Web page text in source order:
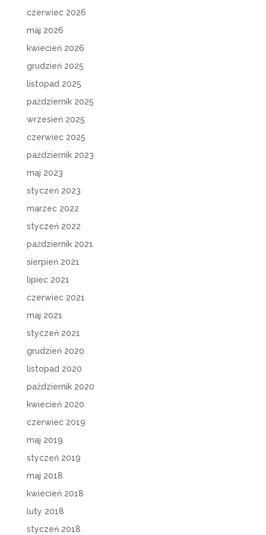
czerwiec 2026
maj 2026
kwiecień 2026
grudzień 2025
listopad 2025
październik 2025
wrzesień 2025
czerwiec 2025
październik 2023
maj 2023
styczeń 2023
marzec 2022
styczeń 2022
październik 2021
sierpień 2021
lipiec 2021
czerwiec 2021
maj 2021
styczeń 2021
grudzień 2020
listopad 2020
październik 2020
kwiecień 2020
czerwiec 2019
maj 2019
styczeń 2019
maj 2018
kwiecień 2018
luty 2018
styczeń 2018